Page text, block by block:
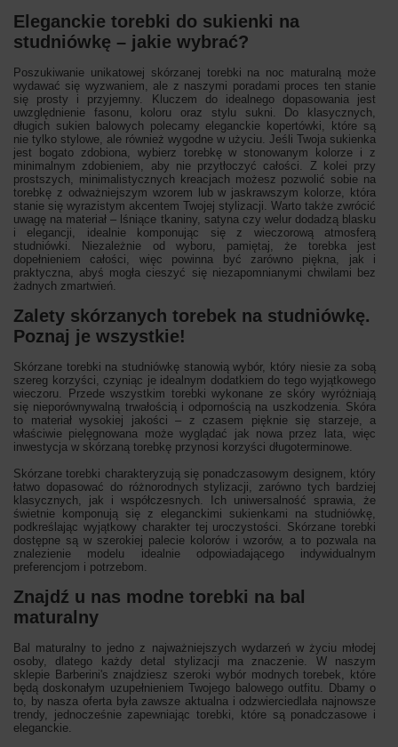
Eleganckie torebki do sukienki na
studniówkę – jakie wybrać?
Poszukiwanie unikatowej skórzanej torebki na noc maturalną może
wydawać się wyzwaniem, ale z naszymi poradami proces ten stanie
się prosty i przyjemny. Kluczem do idealnego dopasowania jest
uwzględnienie fasonu, koloru oraz stylu sukni. Do klasycznych,
długich sukien balowych polecamy eleganckie kopertówki, które są
nie tylko stylowe, ale również wygodne w użyciu. Jeśli Twoja sukienka
jest bogato zdobiona, wybierz torebkę w stonowanym kolorze i z
minimalnym zdobieniem, aby nie przytłoczyć całości. Z kolei przy
prostszych, minimalistycznych kreacjach możesz pozwolić sobie na
torebkę z odważniejszym wzorem lub w jaskrawszym kolorze, która
stanie się wyrazistym akcentem Twojej stylizacji. Warto także zwrócić
uwagę na materiał – lśniące tkaniny, satyna czy welur dodadzą blasku
i elegancji, idealnie komponując się z wieczorową atmosferą
studniówki. Niezależnie od wyboru, pamiętaj, że torebka jest
dopełnieniem całości, więc powinna być zarówno piękna, jak i
praktyczna, abyś mogła cieszyć się niezapomnianymi chwilami bez
żadnych zmartwień.
Zalety skórzanych torebek na studniówkę.
Poznaj je wszystkie!
Skórzane torebki na studniówkę stanowią wybór, który niesie za sobą
szereg korzyści, czyniąc je idealnym dodatkiem do tego wyjątkowego
wieczoru. Przede wszystkim torebki wykonane ze skóry wyróżniają
się nieporównywalną trwałością i odpornością na uszkodzenia. Skóra
to materiał wysokiej jakości – z czasem pięknie się starzeje, a
właściwie pielęgnowana może wyglądać jak nowa przez lata, więc
inwestycja w skórzaną torebkę przynosi korzyści długoterminowe.
Skórzane torebki charakteryzują się ponadczasowym designem, który
łatwo dopasować do różnorodnych stylizacji, zarówno tych bardziej
klasycznych, jak i współczesnych. Ich uniwersalność sprawia, że
świetnie komponują się z eleganckimi sukienkami na studniówkę,
podkreślając wyjątkowy charakter tej uroczystości. Skórzane torebki
dostępne są w szerokiej palecie kolorów i wzorów, a to pozwala na
znalezienie modelu idealnie odpowiadającego indywidualnym
preferencjom i potrzebom.
Znajdź u nas modne torebki na bal
maturalny
Bal maturalny to jedno z najważniejszych wydarzeń w życiu młodej
osoby, dlatego każdy detal stylizacji ma znaczenie. W naszym
sklepie Barberini's znajdziesz szeroki wybór modnych torebek, które
będą doskonałym uzupełnieniem Twojego balowego outfitu. Dbamy o
to, by nasza oferta była zawsze aktualna i odzwierciedlała najnowsze
trendy, jednocześnie zapewniając torebki, które są ponadczasowe i
eleganckie.